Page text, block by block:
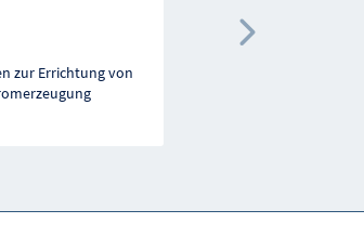
zur Errichtung von
Vorarlberg
Nächste